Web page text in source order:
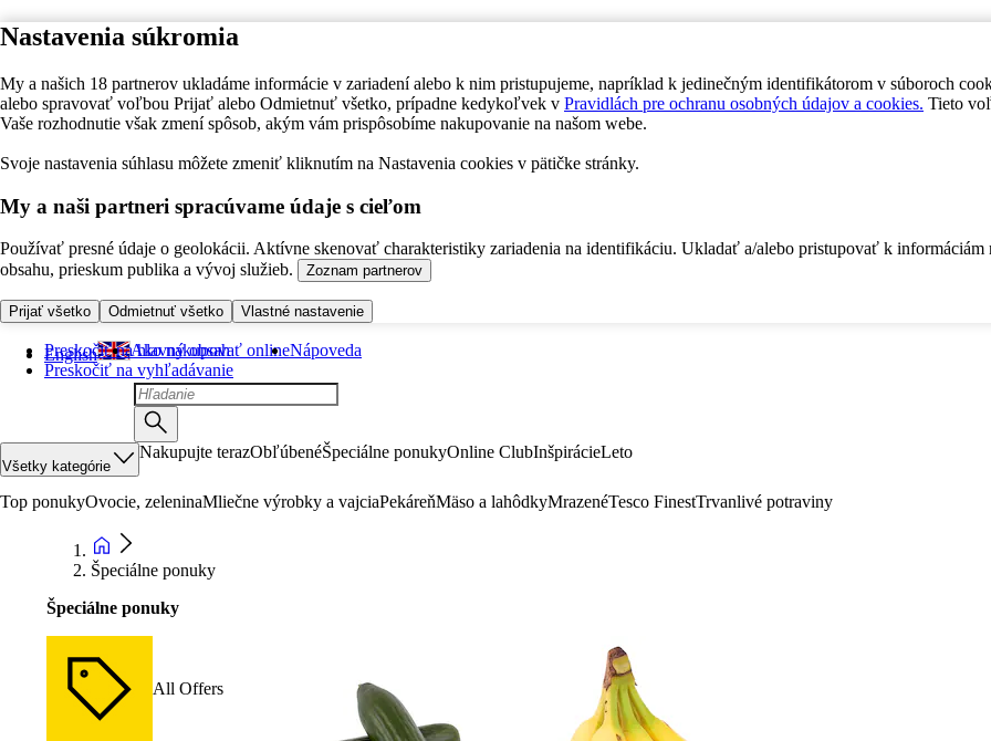
Nastavenia súkromia
My a našich 18 partnerov ukladáme informácie v zariadení alebo k nim pristupujeme, napríklad k jedinečným identifikátorom v súboroch
alebo spravovať voľbou Prijať alebo Odmietnuť všetko, prípadne kedykoľvek v Pravidlách pre ochranu osobných údajov a cookies. Tieto
Vaše rozhodnutie však zmení spôsob, akým vám prispôsobíme nakupovanie na našom webe.
Svoje nastavenia súhlasu môžete zmeniť kliknutím na Nastavenia cookies v pätičke stránky.
My a naši partneri spracúvame údaje s cieľom
Používať presné údaje o geolokácii. Aktívne skenovať charakteristiky zariadenia na identifikáciu. Ukladať a/alebo pristupovať k informáciám
obsahu, prieskum publika a vývoj služieb.
Zoznam partnerov
Prijať všetko Odmietnuť všetko Vlastné nastavenie
Preskočiť na hlavný obsah
Preskočiť na vyhľadávanie
English Ako nakupovať onlineNápoveda
Všetky kategórie
Nakupujte terazObľúbenéŠpeciálne ponukyOnline ClubInšpirácieLeto
Top ponukyOvocie, zeleninaMliečne výrobky a vajciaPekáreňMäso a lahôdkyMrazenéTesco FinestTrvanlivé potraviny
Špeciálne ponuky
Špeciálne ponuky
All Offers